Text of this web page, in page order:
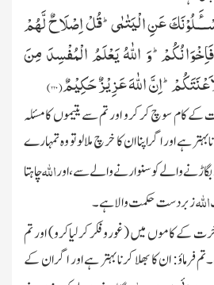
عَنِ الْیَتٰمٰىؕ-قُلْ اِصْلَاحٌ لَّهُمْ
وَ اللّٰهُ یَعْلَمُ الْمُفْسِدَ مِنَ
اِنَّ اللّٰهَ عَزِیْزٌ حَكِیْمٌ(۲۲۰)
کے کام سوچ کر کرو اور تم سے یتیموں کا مسئلہ
بہتر ہےاور اگر اپنا ان کا خرچ ملالو تو وہ تمہارے
بگاڑنے والے کو سنوارنے والے سے، اوراللہچاہتا
اللہزبردست حکمت والا ہے۔
کے کاموں میں(غوروفکر کرلیاکرو)اور تم
فرماؤ: ان کا بھلا کرنا بہتر ہے اور اگر ان کے